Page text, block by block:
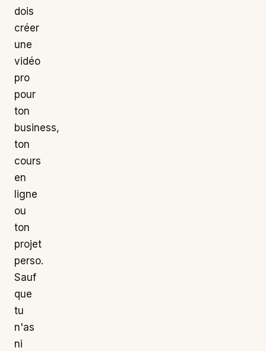
dois
créer
une
vidéo
pro
pour
ton
business,
ton
cours
en
ligne
ou
ton
projet
perso.
Sauf
que
tu
n'as
ni